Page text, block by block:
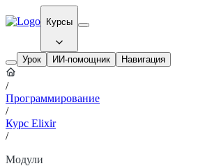
Курсы
Урок ИИ-помощник Навигация
/
Программирование
/
Курс Elixir
/
Модули